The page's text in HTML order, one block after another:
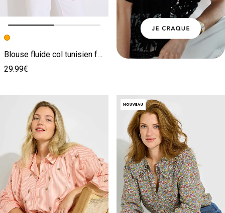
Image précédente
Image suivante
Blouse fluide col tunisien femme
29.99€